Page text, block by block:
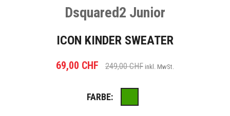
Dsquared2 Junior
ICON KINDER SWEATER
69,00 CHF 249,00 CHF inkl. MwSt.
FARBE: